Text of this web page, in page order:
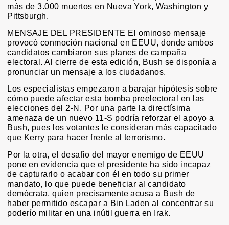
más de 3.000 muertos en Nueva York, Washington y
Pittsburgh.
MENSAJE DEL PRESIDENTE El ominoso mensaje
provocó conmoción nacional en EEUU, donde ambos
candidatos cambiaron sus planes de campaña
electoral. Al cierre de esta edición, Bush se disponía a
pronunciar un mensaje a los ciudadanos.
Los especialistas empezaron a barajar hipótesis sobre
cómo puede afectar esta bomba preelectoral en las
elecciones del 2-N. Por una parte la directísima
amenaza de un nuevo 11-S podría reforzar el apoyo a
Bush, pues los votantes le consideran más capacitado
que Kerry para hacer frente al terrorismo.
Por la otra, el desafío del mayor enemigo de EEUU
pone en evidencia que el presidente ha sido incapaz
de capturarlo o acabar con él en todo su primer
mandato, lo que puede beneficiar al candidato
demócrata, quien precisamente acusa a Bush de
haber permitido escapar a Bin Laden al concentrar su
poderío militar en una inútil guerra en Irak.